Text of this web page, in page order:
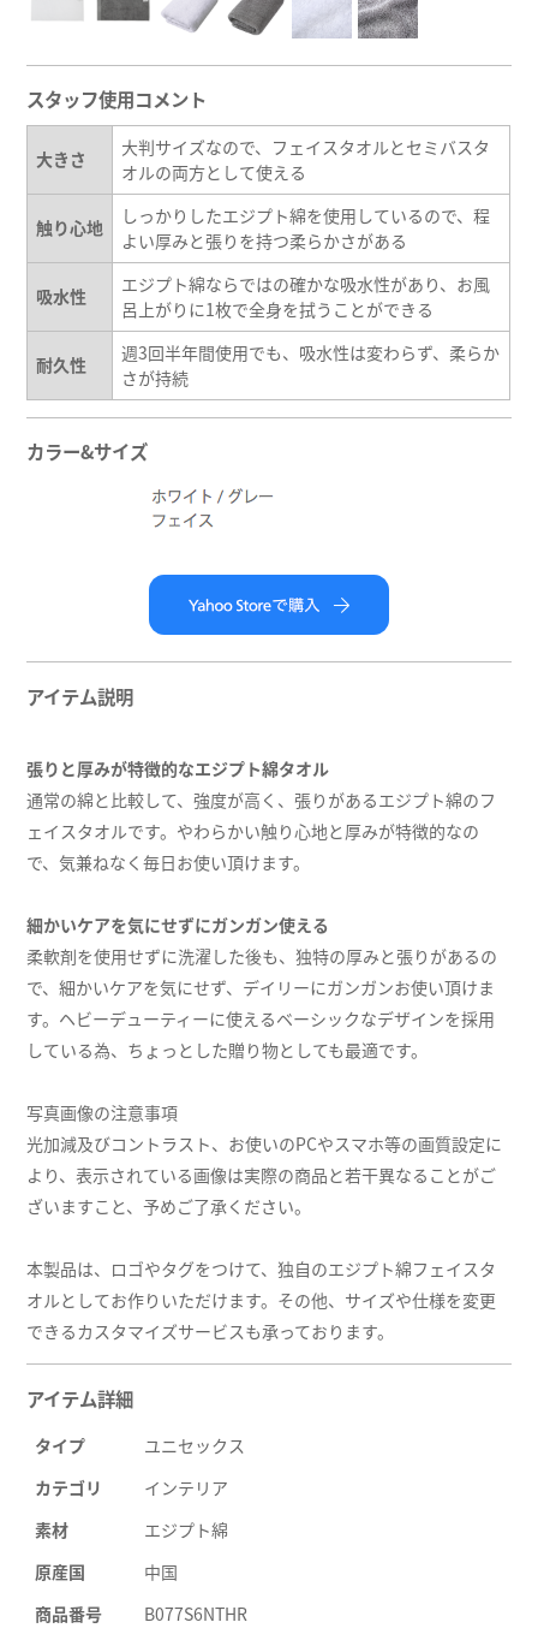
スタッフ使用コメント
大きさ
大判サイズなので、フェイスタオルとセミバスタ
オルの両方として使える
触り心地
しっかりしたエジプト綿を使用しているので、程
よい厚みと張りを持つ柔らかさがある
吸水性
エジプト綿ならではの確かな吸水性があり、お風
呂上がりに1枚で全身を拭うことができる
耐久性
週3回半年間使用でも、吸水性は変わらず、柔らか
さが持続
カラー&サイズ
アイテム説明
張りと厚みが特徴的なエジプト綿タオル
通常の綿と比較して、強度が高く、張りがあるエジプト綿のフ
ェイスタオルです。やわらかい触り心地と厚みが特徴的なの
で、気兼ねなく毎日お使い頂けます。
細かいケアを気にせずにガンガン使える
柔軟剤を使用せずに洗濯した後も、独特の厚みと張りがあるの
で、細かいケアを気にせず、デイリーにガンガンお使い頂けま
す。ヘビーデューティーに使えるベーシックなデザインを採用
している為、ちょっとした贈り物としても最適です。
写真画像の注意事項
光加減及びコントラスト、お使いのPCやスマホ等の画質設定に
より、表示されている画像は実際の商品と若干異なることがご
ざいますこと、予めご了承ください。
本製品は、ロゴやタグをつけて、独自のエジプト綿フェイスタ
オルとしてお作りいただけます。その他、サイズや仕様を変更
できるカスタマイズサービスも承っております。
アイテム詳細
タイプ
ユニセックス
カテゴリ
インテリア
素材
エジプト綿
原産国
中国
商品番号
B077S6NTHR